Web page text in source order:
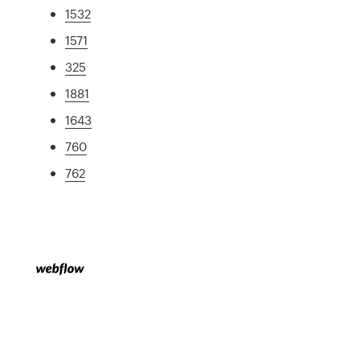
1532
1571
325
1881
1643
760
762